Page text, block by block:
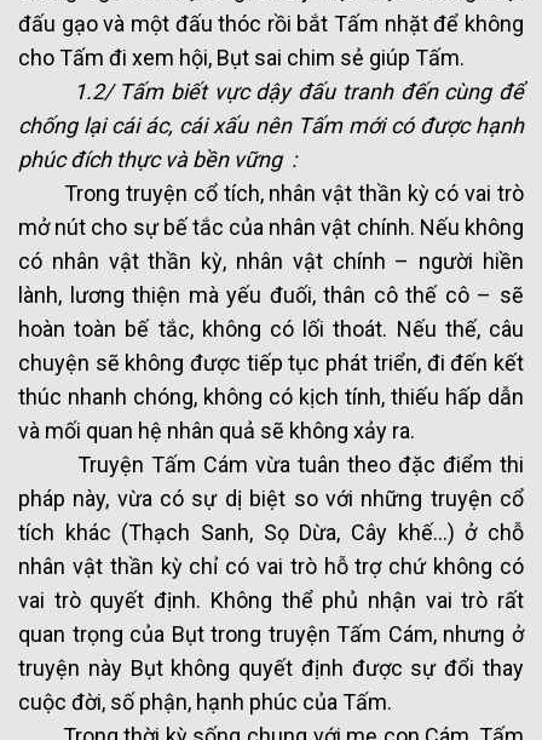
đấu gạo và một đấu thóc rồi bắt Tấm nhặt để không
cho Tấm đi xem hội, Bụt sai chim sẻ giúp Tấm.
1.2/ Tấm biết vực dậy đấu tranh đến cùng để
chống lại cái ác, cái xấu nên Tấm mới có được hạnh
phúc đích thực và bền vững :
Trong truyện cổ tích, nhân vật thần kỳ có vai trò
mở nút cho sự bế tắc của nhân vật chính. Nếu không
có nhân vật thần kỳ, nhân vật chính – người hiền
lành, lương thiện mà yếu đuối, thân cô thế cô – sẽ
hoàn toàn bế tắc, không có lối thoát. Nếu thế, câu
chuyện sẽ không được tiếp tục phát triển, đi đến kết
thúc nhanh chóng, không có kịch tính, thiếu hấp dẫn
và mối quan hệ nhân quả sẽ không xảy ra.
Truyện Tấm Cám vừa tuân theo đặc điểm thi
pháp này, vừa có sự dị biệt so với những truyện cổ
tích khác (Thạch Sanh, Sọ Dừa, Cây khế…) ở chỗ
nhân vật thần kỳ chỉ có vai trò hỗ trợ chứ không có
vai trò quyết định. Không thể phủ nhận vai trò rất
quan trọng của Bụt trong truyện Tấm Cám, nhưng ở
truyện này Bụt không quyết định được sự đổi thay
cuộc đời, số phận, hạnh phúc của Tấm.